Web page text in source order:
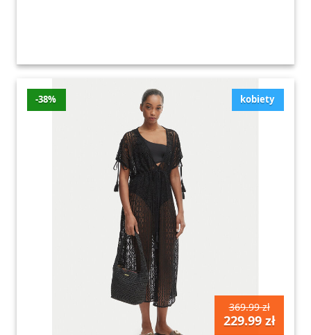
kobiety
-38%
369.99 zł
229.99 zł